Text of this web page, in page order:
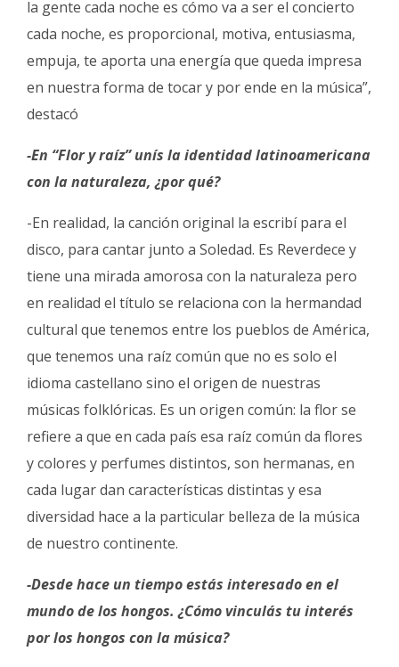
la gente cada noche es cómo va a ser el concierto
cada noche, es proporcional, motiva, entusiasma,
empuja, te aporta una energía que queda impresa
en nuestra forma de tocar y por ende en la música”,
destacó
-En “Flor y raíz” unís la identidad latinoamericana
con la naturaleza, ¿por qué?
-En realidad, la canción original la escribí para el
disco, para cantar junto a Soledad. Es Reverdece y
tiene una mirada amorosa con la naturaleza pero
en realidad el título se relaciona con la hermandad
cultural que tenemos entre los pueblos de América,
que tenemos una raíz común que no es solo el
idioma castellano sino el origen de nuestras
músicas folklóricas. Es un origen común: la flor se
refiere a que en cada país esa raíz común da flores
y colores y perfumes distintos, son hermanas, en
cada lugar dan características distintas y esa
diversidad hace a la particular belleza de la música
de nuestro continente.
-Desde hace un tiempo estás interesado en el
mundo de los hongos. ¿Cómo vinculás tu interés
por los hongos con la música?